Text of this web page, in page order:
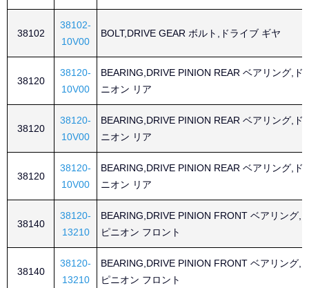
38102
38102-
10V00
BOLT,DRIVE GEAR ボルト,ドライブ ギヤ
38120
38120-
10V00
BEARING,DRIVE PINION REAR ベアリング,ド
ニオン リア
38120
38120-
10V00
BEARING,DRIVE PINION REAR ベアリング,ド
ニオン リア
38120
38120-
10V00
BEARING,DRIVE PINION REAR ベアリング,ド
ニオン リア
38140
38120-
13210
BEARING,DRIVE PINION FRONT ベアリング,
ピニオン フロント
38140
38120-
13210
BEARING,DRIVE PINION FRONT ベアリング,
ピニオン フロント